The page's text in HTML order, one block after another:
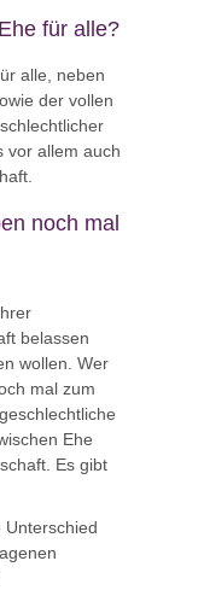
für alle?
alle, neben
der vollen
vor allem auch
noch mal
belassen
wollen. Wer
mal zum
Ehe
Es gibt
Unterschied